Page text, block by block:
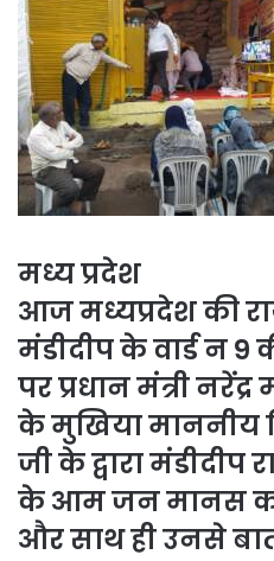
मध्य प्रदेश
आज मध्यप्रदेश की
मंडीदीप के वार्ड न
पर प्रधान मंत्री
के मुखिया माननीय
जी के द्वारा मंडीदीप
के आम जन मानस
और साथ ही उनसे